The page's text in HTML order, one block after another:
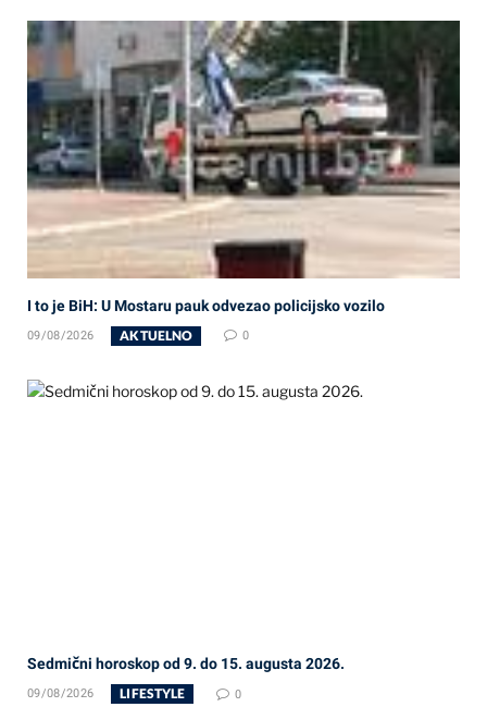
I to je BiH: U Mostaru pauk odvezao policijsko vozilo
09/08/2026 AKTUELNO 0
Sedmični horoskop od 9. do 15. augusta 2026.
09/08/2026 LIFESTYLE 0